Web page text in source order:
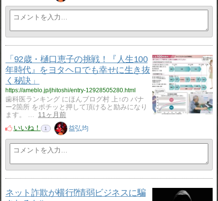
「92歳・樋口恵子の挑戦！『人生100
年時代』をヨタヘロでも幸せに生き抜
く秘訣」
https://ameblo.jp/jhitoshi/entry-12928505280.html
歯科医ランキング にほんブログ村 上↑の バナ
ー2箇所 をポチッと押して頂けると励みになり
ます。 …
11ヶ月前
いいね！
1 益弘均
ネット詐欺が横行⁉️情弱ビジネスに騙